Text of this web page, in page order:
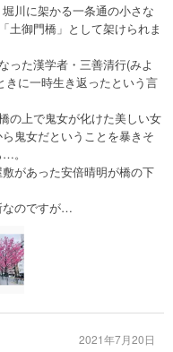
川に架かる一条通の小さな
土御門橋」として架けられま
った漢学者・三善清行(みよ
きに一時生き返ったという言
の上で鬼女が化けた美しい女
鬼女だということを暴きそ
。
があった安倍晴明が橋の下
なのですが…
2021年7月20日